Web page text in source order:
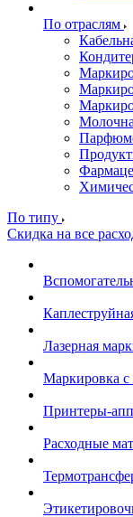
По отраслям
По типу
Скидка на все
Лазерная
Маркировка
Принтеры-
Расходные